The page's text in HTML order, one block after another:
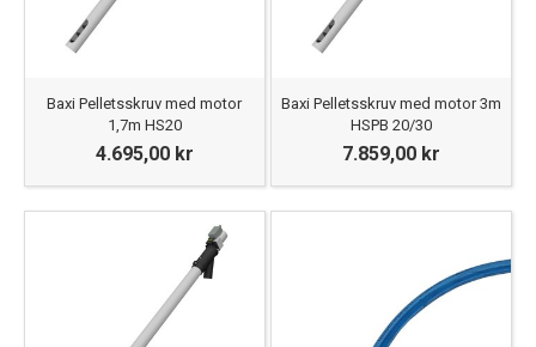
Baxi Pelletsskruv med motor
1,7m HS20
4.695,00 kr
Baxi Pelletsskruv med motor 3m
HSPB 20/30
7.859,00 kr